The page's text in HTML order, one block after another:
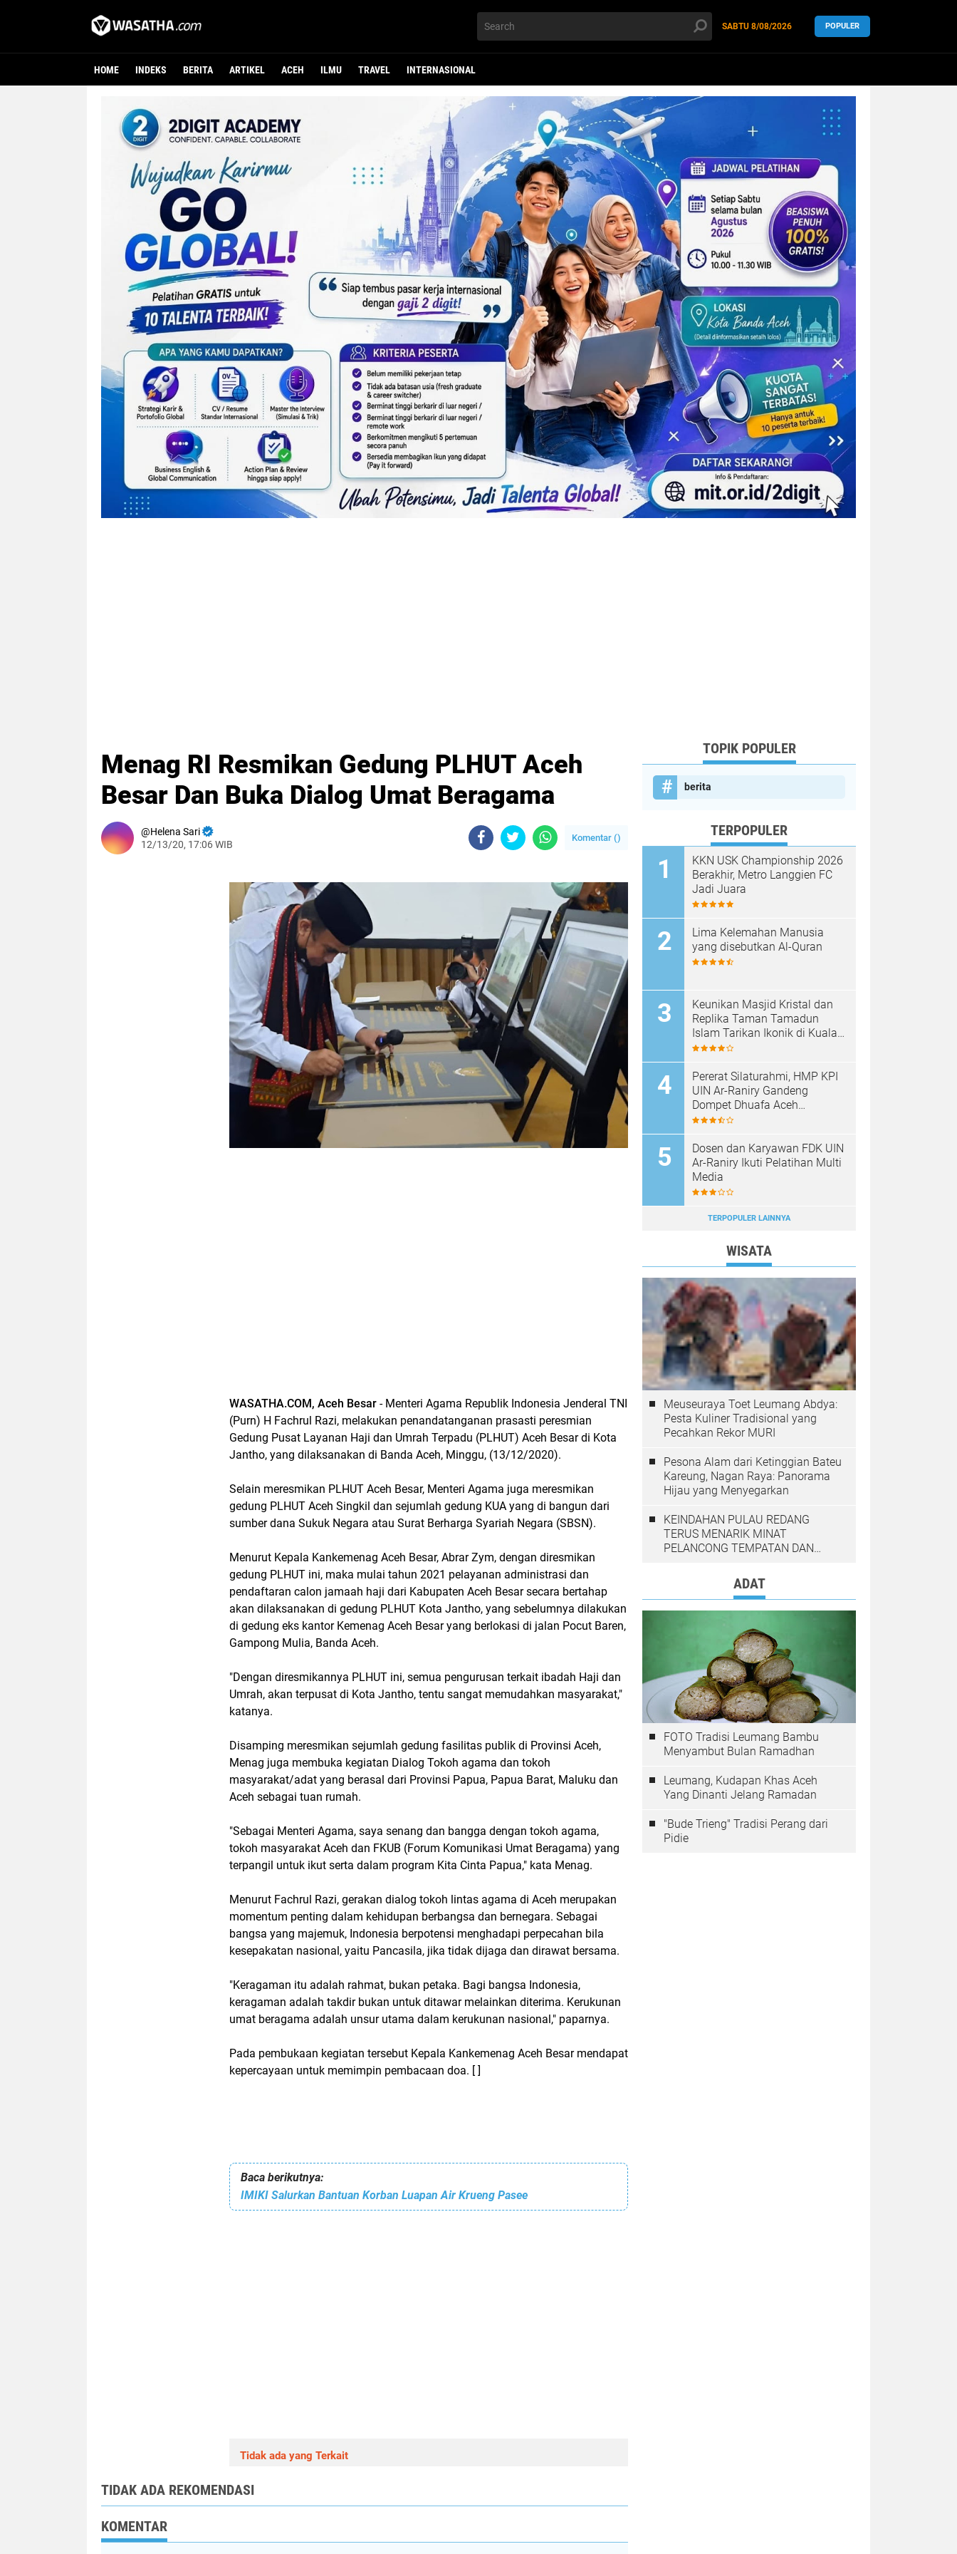
SABTU 8/08/2026 POPULER
HOME INDEKS BERITA ARTIKEL ACEH ILMU TRAVEL INTERNASIONAL
Menag RI Resmikan Gedung PLHUT Aceh
Besar Dan Buka Dialog Umat Beragama
Helena Sari
12/13/20, 17:06 WIB
Komentar ()
WASATHA.COM, Aceh Besar - Menteri Agama Republik Indonesia Jenderal TNI
(Purn) H Fachrul Razi, melakukan penandatanganan prasasti peresmian
Gedung Pusat Layanan Haji dan Umrah Terpadu (PLHUT) Aceh Besar di Kota
Jantho, yang dilaksanakan di Banda Aceh, Minggu, (13/12/2020).
Selain meresmikan PLHUT Aceh Besar, Menteri Agama juga meresmikan
gedung PLHUT Aceh Singkil dan sejumlah gedung KUA yang di bangun dari
sumber dana Sukuk Negara atau Surat Berharga Syariah Negara (SBSN).
Menurut Kepala Kankemenag Aceh Besar, Abrar Zym, dengan diresmikan
gedung PLHUT ini, maka mulai tahun 2021 pelayanan administrasi dan
pendaftaran calon jamaah haji dari Kabupaten Aceh Besar secara bertahap
akan dilaksanakan di gedung PLHUT Kota Jantho, yang sebelumnya dilakukan
di gedung eks kantor Kemenag Aceh Besar yang berlokasi di jalan Pocut Baren,
Gampong Mulia, Banda Aceh.
"Dengan diresmikannya PLHUT ini, semua pengurusan terkait ibadah Haji dan
Umrah, akan terpusat di Kota Jantho, tentu sangat memudahkan masyarakat,"
katanya.
Disamping meresmikan sejumlah gedung fasilitas publik di Provinsi Aceh,
Menag juga membuka kegiatan Dialog Tokoh agama dan tokoh
masyarakat/adat yang berasal dari Provinsi Papua, Papua Barat, Maluku dan
Aceh sebagai tuan rumah.
"Sebagai Menteri Agama, saya senang dan bangga dengan tokoh agama,
tokoh masyarakat Aceh dan FKUB (Forum Komunikasi Umat Beragama) yang
terpangil untuk ikut serta dalam program Kita Cinta Papua," kata Menag.
Menurut Fachrul Razi, gerakan dialog tokoh lintas agama di Aceh merupakan
momentum penting dalam kehidupan berbangsa dan bernegara. Sebagai
bangsa yang majemuk, Indonesia berpotensi menghadapi perpecahan bila
kesepakatan nasional, yaitu Pancasila, jika tidak dijaga dan dirawat bersama.
"Keragaman itu adalah rahmat, bukan petaka. Bagi bangsa Indonesia,
keragaman adalah takdir bukan untuk ditawar melainkan diterima. Kerukunan
umat beragama adalah unsur utama dalam kerukunan nasional," paparnya.
Pada pembukaan kegiatan tersebut Kepala Kankemenag Aceh Besar mendapat
kepercayaan untuk memimpin pembacaan doa. [ ]
Baca berikutnya:
IMIKI Salurkan Bantuan Korban Luapan Air Krueng Pasee
Tidak ada yang Terkait
TIDAK ADA REKOMENDASI
KOMENTAR
TOPIK POPULER
berita
TERPOPULER
KKN USK Championship 2026
Berakhir, Metro Langgien FC
Jadi Juara
Lima Kelemahan Manusia
yang disebutkan Al-Quran
Keunikan Masjid Kristal dan
Replika Taman Tamadun
Islam Tarikan Ikonik di Kuala
Terengganu, Malaysia
Pererat Silaturahmi, HMP KPI
UIN Ar-Raniry Gandeng
Dompet Dhuafa Aceh
Sukseskan Communication
Dosen dan Karyawan FDK UIN
Ar-Raniry Ikuti Pelatihan Multi
Media
TERPOPULER LAINNYA
WISATA
Meuseuraya Toet Leumang Abdya:
Pesta Kuliner Tradisional yang
Pecahkan Rekor MURI
Pesona Alam dari Ketinggian Bateu
Kareung, Nagan Raya: Panorama
Hijau yang Menyegarkan
KEINDAHAN PULAU REDANG
TERUS MENARIK MINAT
PELANCONG TEMPATAN DAN
ADAT
FOTO Tradisi Leumang Bambu
Menyambut Bulan Ramadhan
Leumang, Kudapan Khas Aceh
Yang Dinanti Jelang Ramadan
"Bude Trieng" Tradisi Perang dari
Pidie